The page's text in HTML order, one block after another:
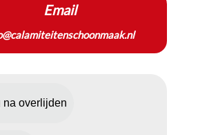
Email
overlijden